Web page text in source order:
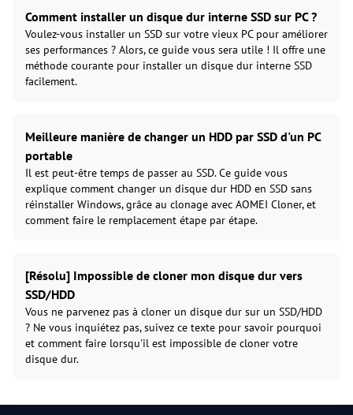
Comment installer un disque dur interne SSD sur PC ?
Voulez-vous installer un SSD sur votre vieux PC pour améliorer
ses performances ? Alors, ce guide vous sera utile ! Il offre une
méthode courante pour installer un disque dur interne SSD
facilement.
Meilleure manière de changer un HDD par SSD d'un PC
portable
Il est peut-être temps de passer au SSD. Ce guide vous
explique comment changer un disque dur HDD en SSD sans
réinstaller Windows, grâce au clonage avec AOMEI Cloner, et
comment faire le remplacement étape par étape.
[Résolu] Impossible de cloner mon disque dur vers
SSD/HDD
Vous ne parvenez pas à cloner un disque dur sur un SSD/HDD
? Ne vous inquiétez pas, suivez ce texte pour savoir pourquoi
et comment faire lorsqu'il est impossible de cloner votre
disque dur.